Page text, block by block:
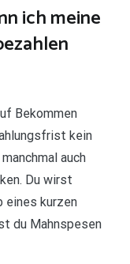
ich meine
Bekommen
kein
auch
Du wirst
eines kurzen
du Mahnspesen